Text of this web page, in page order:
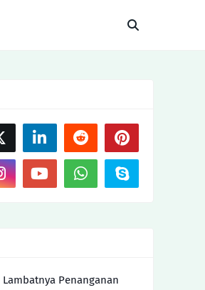
Lambatnya Penanganan